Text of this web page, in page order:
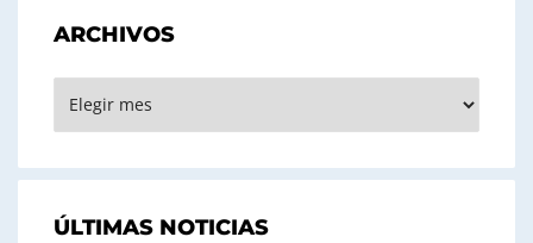
ARCHIVOS
ÚLTIMAS NOTICIAS